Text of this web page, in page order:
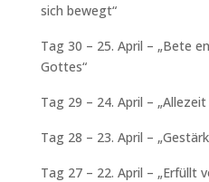
sich bewegt“
Tag 30 – 25. April – „Bete
Gottes“
Tag 29 – 24. April –
Tag 28 – 23. April –
Tag 27 – 22. April – „Erfüllt